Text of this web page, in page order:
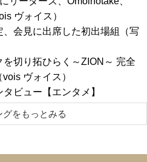
ヴォイス）
、会見に出席した初出場組（写
を切り拓ひらく～ZION～ 完全
ヴォイス）
ビュー【エンタメ】
グをもっとみる